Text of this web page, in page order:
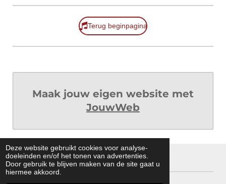
Deze website gebruikt cookies voor analyse-
doeleinden en/of het tonen van advertenties.
Door gebruik te blijven maken van de site gaat u
hiermee akkoord.
Terug beginpagina
Maak jouw eigen website met
JouwWeb
Thijs 05-2026